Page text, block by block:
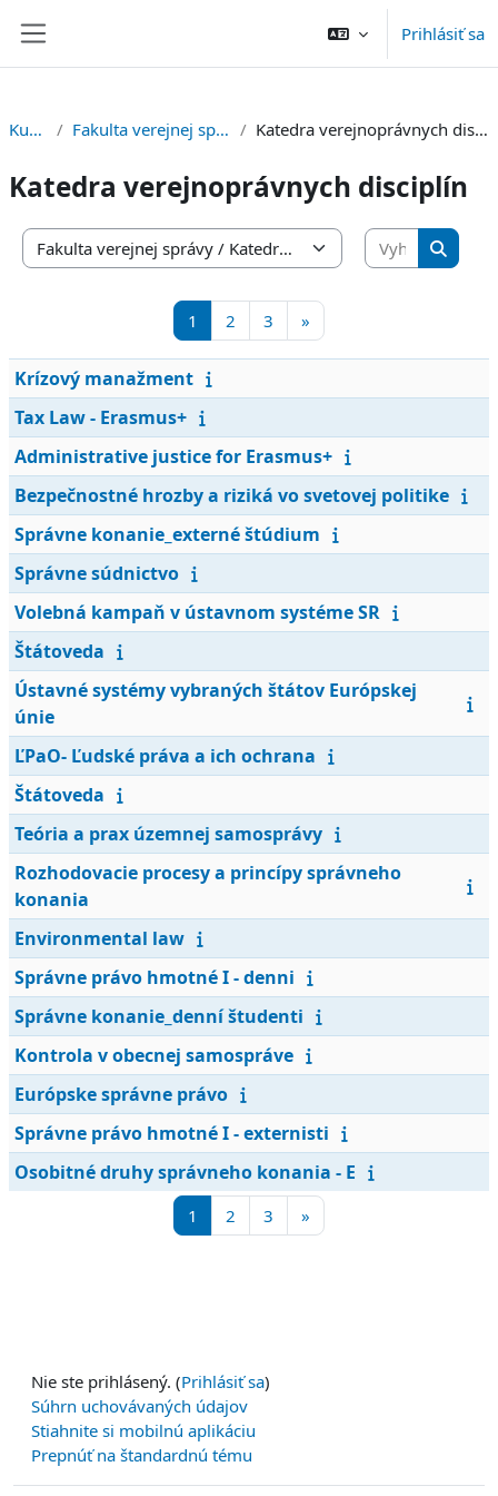
Prihlásiť sa
Kurzy Fakulta verejnej správy Katedra verejnoprávnych disciplín
Katedra verejnoprávnych disciplín
Kategórie kurzov
Vyhľadať
1 Strana 1
2 Strana 2
3 Strana 3
»
Krízový manažment
Tax Law - Erasmus+
Administrative justice for Erasmus+
Bezpečnostné hrozby a riziká vo svetovej politike
Správne konanie_externé štúdium
Správne súdnictvo
Volebná kampaň v ústavnom systéme SR
Štátoveda
Ústavné systémy vybraných štátov Európskej
únie
ĽPaO- Ľudské práva a ich ochrana
Štátoveda
Teória a prax územnej samosprávy
Rozhodovacie procesy a princípy správneho
konania
Environmental law
Správne právo hmotné I - denni
Správne konanie_denní študenti
Kontrola v obecnej samospráve
Európske správne právo
Správne právo hmotné I - externisti
Osobitné druhy správneho konania - E
1 Strana 1
2 Strana 2
3 Strana 3
»
Nie ste prihlásený. (Prihlásiť sa)
Súhrn uchovávaných údajov
Stiahnite si mobilnú aplikáciu
Prepnúť na štandardnú tému